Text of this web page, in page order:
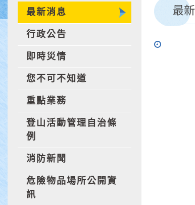
最新消息
行政公告
即時災情
您不可不知道
重點業務
登山活動管理自治條
例
消防新聞
危險物品場所公開資
訊
最